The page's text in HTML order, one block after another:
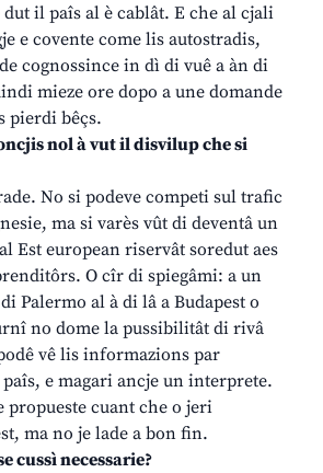
il paîs al è cablât. E che al cjali
e covente come lis autostradis,
cognossince in dì di vuê a àn di
mieze ore dopo a une domande
pierdi bêçs.
nol à vut il disvilup che si
No si podeve competi sul trafic
ma si varès vût di deventâ un
Est european riservât soredut aes
O cîr di spiegâmi: a un
Palermo al à di lâ a Budapest o
no dome la pussibilitât di rivâ
vê lis informazions par
e magari ancje un interprete.
propueste cuant che o jeri
ma no je lade a bon fin.
cussì necessarie?